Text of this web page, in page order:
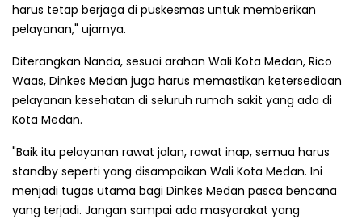
harus tetap berjaga di puskesmas untuk memberikan
pelayanan," ujarnya.
Diterangkan Nanda, sesuai arahan Wali Kota Medan, Rico
Waas, Dinkes Medan juga harus memastikan ketersediaan
pelayanan kesehatan di seluruh rumah sakit yang ada di
Kota Medan.
"Baik itu pelayanan rawat jalan, rawat inap, semua harus
standby seperti yang disampaikan Wali Kota Medan. Ini
menjadi tugas utama bagi Dinkes Medan pasca bencana
yang terjadi. Jangan sampai ada masyarakat yang